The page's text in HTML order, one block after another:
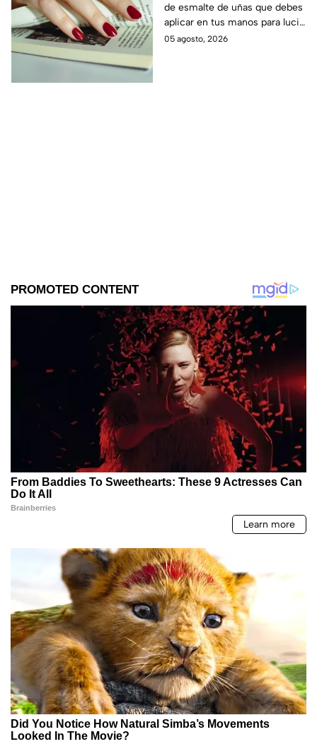
combinan con todo
de esmalte de uñas que debes
aplicar en tus manos para lucir
una piel mucho más brillante y
05 agosto, 2026